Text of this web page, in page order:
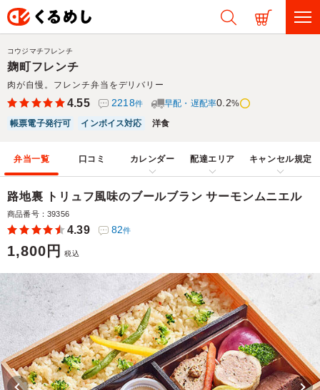
麹町フレンチ
肉が自慢。フレンチ弁当をデリバリー
コウジマチフレンチ
4.55 2218件 早配・遅配率0.2%
帳票電子発行可
インボイス対応 洋食
弁当一覧 口コミ カレンダー 配達エリア キャンセル規定
路地裏 トリュフ風味のブールブラン サーモンムニエル
商品番号：39356
4.39 82件
1,800円 税込